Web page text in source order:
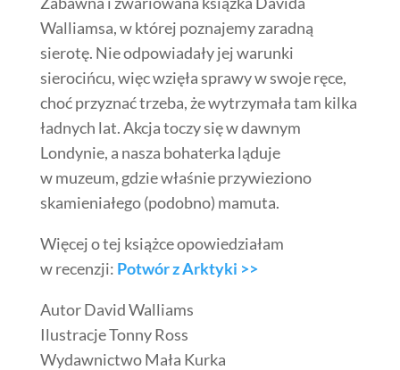
Walliamsa, w której poznajemy zaradną
sierotę. Nie odpowiadały jej warunki
sierocińcu, więc wzięła sprawy w swoje ręce,
choć przyznać trzeba, że wytrzymała tam kilka
ładnych lat. Akcja toczy się w dawnym
Londynie, a nasza bohaterka ląduje
w muzeum, gdzie właśnie przywieziono
skamieniałego (podobno) mamuta.
Więcej o tej książce opowiedziałam
w recenzji: Potwór z Arktyki >>
Autor David Walliams
Ilustracje Tonny Ross
Wydawnictwo Mała Kurka